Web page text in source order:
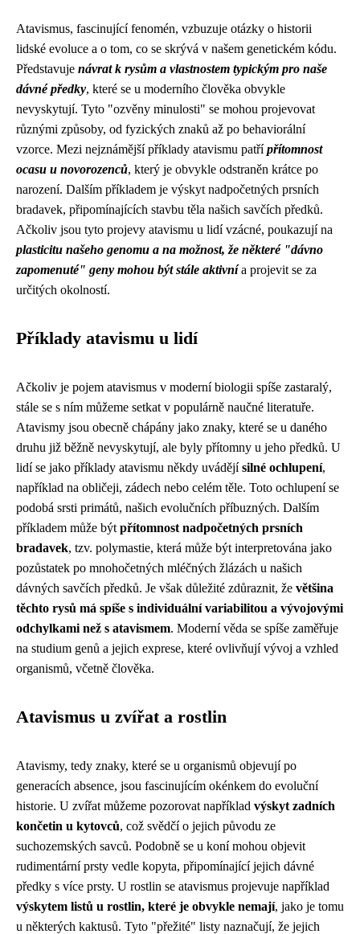
Atavismus, fascinující fenomén, vzbuzuje otázky o historii
lidské evoluce a o tom, co se skrývá v našem genetickém kódu.
Představuje návrat k rysům a vlastnostem typickým pro naše
dávné předky, které se u moderního člověka obvykle
nevyskytují. Tyto "ozvěny minulosti" se mohou projevovat
různými způsoby, od fyzických znaků až po behaviorální
vzorce. Mezi nejznámější příklady atavismu patřípřítomnost
ocasu u novorozenců, který je obvykle odstraněn krátce po
narození. Dalším příkladem je výskyt nadpočetných prsních
bradavek, připomínajících stavbu těla našich savčích předků.
Ačkoliv jsou tyto projevy atavismu u lidí vzácné, poukazují na
plasticitu našeho genomu a na možnost, že některé "dávno
zapomenuté" geny mohou být stále aktivnía projevit se za
určitých okolností.
Příklady atavismu u lidí
Ačkoliv je pojem atavismus v moderní biologii spíše zastaralý,
stále se s ním můžeme setkat v populárně naučné literatuře.
Atavismy jsou obecně chápány jako znaky, které se u daného
druhu již běžně nevyskytují, ale byly přítomny u jeho předků. U
lidí se jako příklady atavismu někdy uvádějísilné ochlupení,
například na obličeji, zádech nebo celém těle. Toto ochlupení se
podobá srsti primátů, našich evolučních příbuzných. Dalším
příkladem může být přítomnost nadpočetných prsních
bradavek, tzv. polymastie, která může být interpretována jako
pozůstatek po mnohočetných mléčných žlázách u našich
dávných savčích předků. Je však důležité zdůraznit, že většina
těchto rysů má spíše s individuální variabilitou a vývojovými
odchylkami než s atavismem. Moderní věda se spíše zaměřuje
na studium genů a jejich exprese, které ovlivňují vývoj a vzhled
organismů, včetně člověka.
Atavismus u zvířat a rostlin
Atavismy, tedy znaky, které se u organismů objevují po
generacích absence, jsou fascinujícím okénkem do evoluční
historie. U zvířat můžeme pozorovat například výskyt zadních
končetin u kytovců, což svědčí o jejich původu ze
suchozemských savců. Podobně se u koní mohou objevit
rudimentární prsty vedle kopyta, připomínající jejich dávné
předky s více prsty. U rostlin se atavismus projevuje například
výskytem listů u rostlin, které je obvykle nemají, jako je tomu
u některých kaktusů. Tyto "přežité" listy naznačují, že jejich